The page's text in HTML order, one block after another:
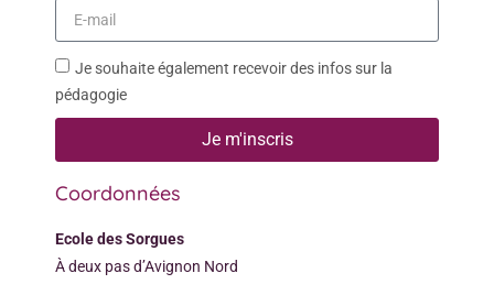
Je souhaite également recevoir des infos sur la
pédagogie
Je m'inscris
Coordonnées
Ecole des Sorgues
À deux pas d’Avignon Nord